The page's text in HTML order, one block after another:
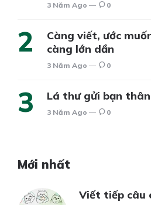
3 Năm Ago 0
Càng viết, ước
càng lớn dần
3 Năm Ago 0
Lá thư gửi bạn thân
3 Năm Ago 0
Mới nhất
Viết tiếp câu